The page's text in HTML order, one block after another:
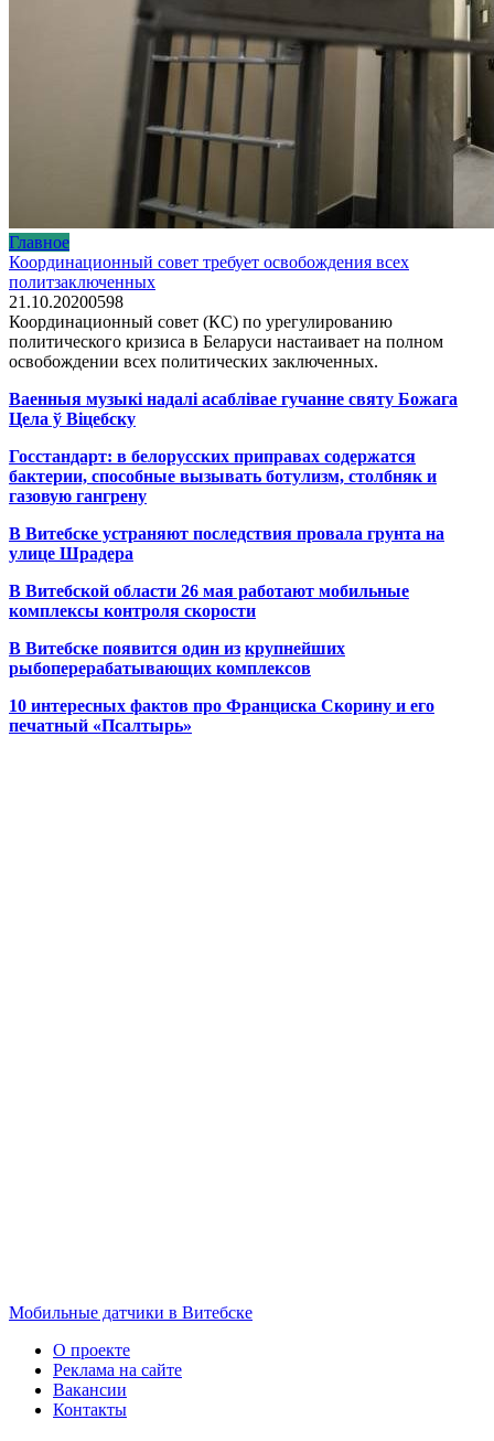
Главное
Координационный совет требует освобождения всех
политзаключенных
21.10.20200598
Координационный совет (КС) по урегулированию
политического кризиса в Беларуси настаивает на полном
освобождении всех политических заключенных.
Ваенныя музыкі надалі асаблівае гучанне святу Божага
Цела ў Віцебску
Госстандарт: в белорусских приправах содержатся
бактерии, способные вызывать ботулизм, столбняк и
газовую гангрену
В Витебске устраняют последствия провала грунта на
улице Шрадера
В Витебской области 26 мая работают мобильные
комплексы контроля скорости
В Витебске появится один из крупнейших
рыбоперерабатывающих комплексов
10 интересных фактов про Франциска Скорину и его
печатный «Псалтырь»
Мобильные датчики в Витебске
О проекте
Реклама на сайте
Вакансии
Контакты